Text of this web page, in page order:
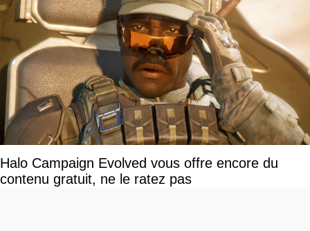
Halo Campaign Evolved vous offre encore du
contenu gratuit, ne le ratez pas